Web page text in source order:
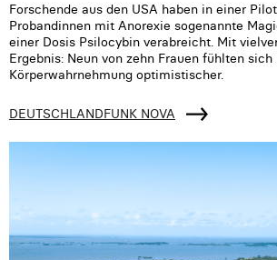
Forschende aus den USA haben in einer
Probandinnen mit Anorexie sogenannte
einer Dosis Psilocybin verabreicht. Mit
Ergebnis: Neun von zehn Frauen fühlten
Körperwahrnehmung optimistischer.
DEUTSCHLANDFUNK NOVA